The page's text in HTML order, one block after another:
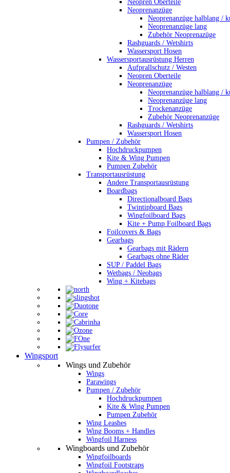
Neopren Oberteile
Neoprenanzüge
Neoprenanzüge halblang /
Neoprenanzüge lang
Zubehör Neoprenazüge
Rashguards / Wetshirts
Wassersport Hosen
Wassersportausrüstung Herren
Aufprallschutz / Westen
Neopren Oberteile
Neoprenanzüge
Neoprenanzüge halblang /
Neoprenanzüge lang
Trockenanzüge
Zubehör Neoprenanzüge
Rashguards / Wetshirts
Wassersport Hosen
Pumpen / Zubehör
Hochdruckpumpen
Kite & Wing Pumpen
Pumpen Zubehör
Transportausrüstung
Andere Transportausrüstung
Boardbags
Directionalboard Bags
Twintipboard Bags
Wingfoilboard Bags
Kite + Pump Foilboard Bags
Foilcovers & Bags
Gearbags
Gearbags mit Rädern
Gearbags ohne Räder
SUP / Paddel Bags
Wetbags / Neobags
Wing + Kitebags
Wingsport
Wings und Zubehör
Wings
Parawings
Pumpen / Zubehör
Hochdruckpumpen
Kite & Wing Pumpen
Pumpen Zubehör
Wing Leashes
Wing Booms + Handles
Wingfoil Harness
Wingboards und Zubehör
Wingfoilboards
Wingfoil Footstraps